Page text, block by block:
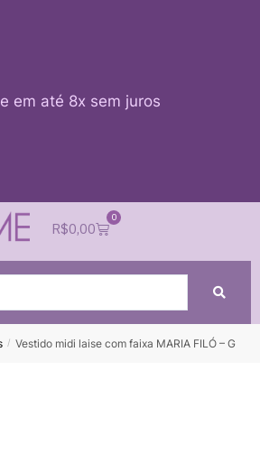
em até 8x sem juros
R$0,00
0
/ Vestido midi laise com faixa MARIA FILÓ – G